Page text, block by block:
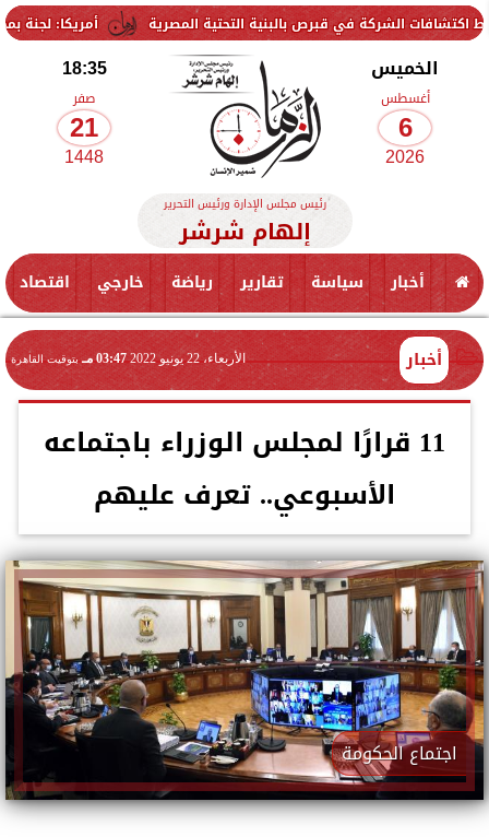
أمريكا: لجنة بمجلس الشيوخ في قبرص بالبنية التحتية المصرية
الخميس
أغسطس
6
2026
18:35
صفر
21
1448
رئيس مجلس الإدارة ورئيس التحرير
إلهام شرشر
أخبار سياسة تقارير رياضة خارجي اقتصاد
أخبار الأربعاء، 22 يونيو 2022 03:47 مـ بتوقيت القاهرة
11 قرارًا لمجلس الوزراء باجتماعه
الأسبوعي.. تعرف عليهم
اجتماع الحكومة